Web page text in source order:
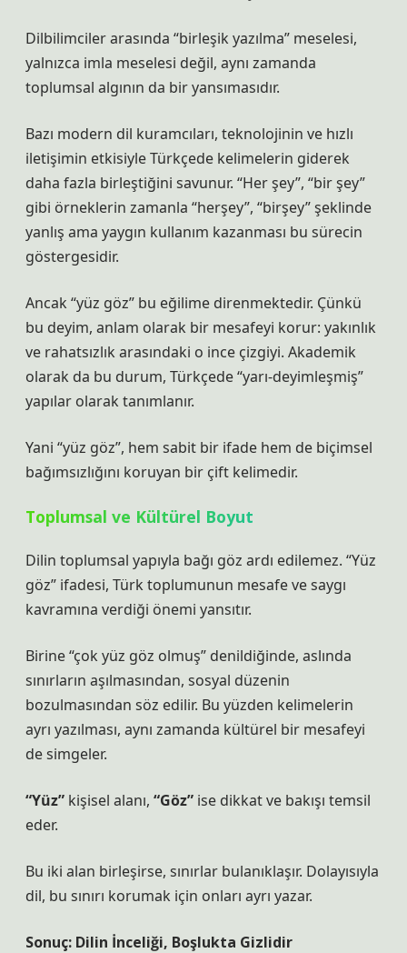
Dilbilimciler arasında “birleşik yazılma” meselesi,
yalnızca imla meselesi değil, aynı zamanda
toplumsal algının da bir yansımasıdır.
Bazı modern dil kuramcıları, teknolojinin ve hızlı
iletişimin etkisiyle Türkçede kelimelerin giderek
daha fazla birleştiğini savunur. “Her şey”, “bir şey”
gibi örneklerin zamanla “herşey”, “birşey” şeklinde
yanlış ama yaygın kullanım kazanması bu sürecin
göstergesidir.
Ancak “yüz göz” bu eğilime direnmektedir. Çünkü
bu deyim, anlam olarak bir mesafeyi korur: yakınlık
ve rahatsızlık arasındaki o ince çizgiyi. Akademik
olarak da bu durum, Türkçede “yarı-deyimleşmiş”
yapılar olarak tanımlanır.
Yani “yüz göz”, hem sabit bir ifade hem de biçimsel
bağımsızlığını koruyan bir çift kelimedir.
Toplumsal ve Kültürel Boyut
Dilin toplumsal yapıyla bağı göz ardı edilemez. “Yüz
göz” ifadesi, Türk toplumunun mesafe ve saygı
kavramına verdiği önemi yansıtır.
Birine “çok yüz göz olmuş” denildiğinde, aslında
sınırların aşılmasından, sosyal düzenin
bozulmasından söz edilir. Bu yüzden kelimelerin
ayrı yazılması, aynı zamanda kültürel bir mesafeyi
de simgeler.
“Yüz” kişisel alanı, “Göz” ise dikkat ve bakışı temsil
eder.
Bu iki alan birleşirse, sınırlar bulanıklaşır. Dolayısıyla
dil, bu sınırı korumak için onları ayrı yazar.
Sonuç: Dilin İnceliği, Boşlukta Gizlidir